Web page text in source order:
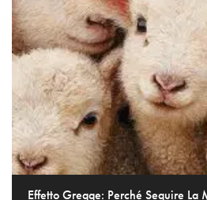
Effetto Gregge: Perché Seguire La